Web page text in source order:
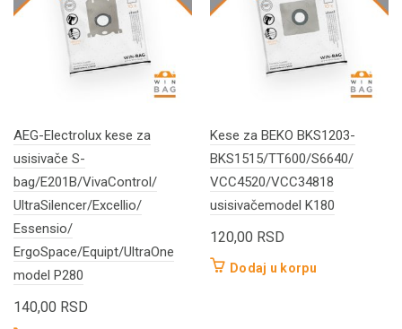
AEG-Electrolux kese za
usisivače S-
bag/E201B/VivaControl/
UltraSilencer/Excellio/
Essensio/
ErgoSpace/Equipt/UltraOne
model P280
140,00 RSD
Kese za BEKO BKS1203-
BKS1515/TT600/S6640/
VCC4520/VCC34818
usisivačemodel K180
120,00 RSD
Dodaj u korpu